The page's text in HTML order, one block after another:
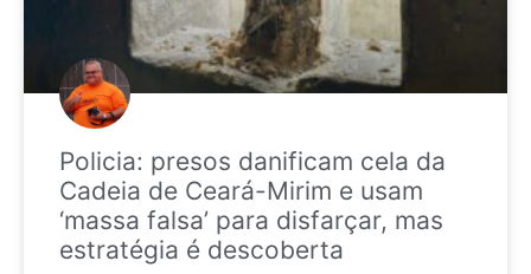
Policia: presos danificam cela da
Cadeia de Ceará-Mirim e usam
‘massa falsa’ para disfarçar, mas
estratégia é descoberta